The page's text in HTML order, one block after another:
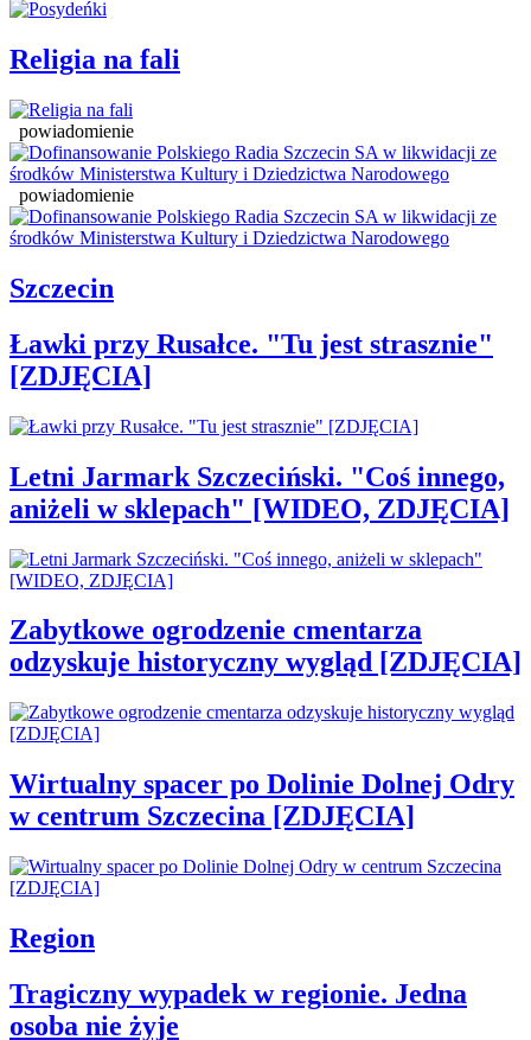
Religia na fali
powiadomienie
powiadomienie
Szczecin
Ławki przy Rusałce. "Tu jest strasznie"
[ZDJĘCIA]
Letni Jarmark Szczeciński. "Coś innego,
aniżeli w sklepach" [WIDEO, ZDJĘCIA]
Zabytkowe ogrodzenie cmentarza
odzyskuje historyczny wygląd [ZDJĘCIA]
Wirtualny spacer po Dolinie Dolnej Odry
w centrum Szczecina [ZDJĘCIA]
Region
Tragiczny wypadek w regionie. Jedna
osoba nie żyje